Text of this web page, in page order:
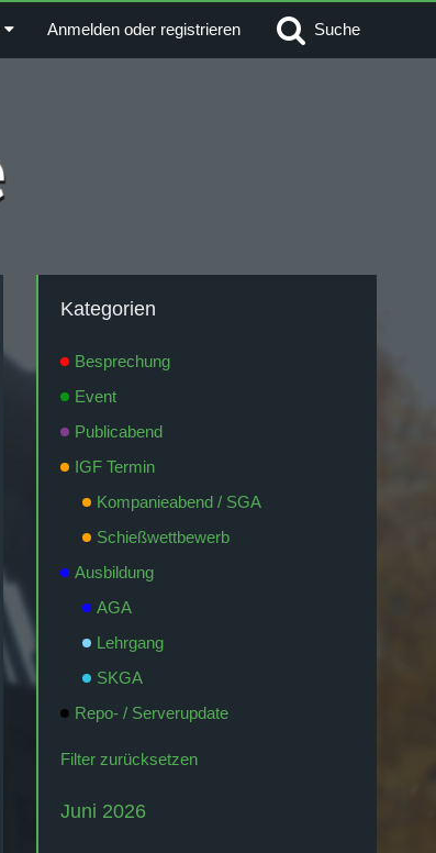
Anmelden oder registrieren Suche
Kategorien
Besprechung
Event
Publicabend
IGF Termin
Kompanieabend / SGA
Schießwettbewerb
Ausbildung
AGA
Lehrgang
SKGA
Repo- / Serverupdate
Filter zurücksetzen
Juni 2026